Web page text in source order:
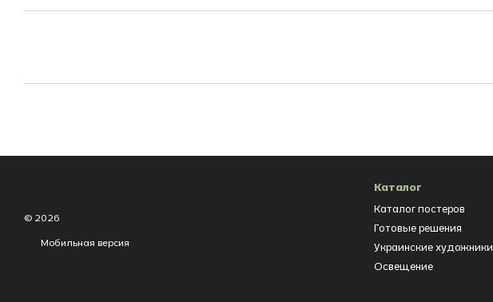
© 2026
Мобильная версия
Каталог
Каталог постеров
Готовые решения
Украинские художники
Освещение